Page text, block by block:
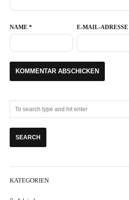
NAME * E-MAIL-ADRESSE
KATEGORIEN